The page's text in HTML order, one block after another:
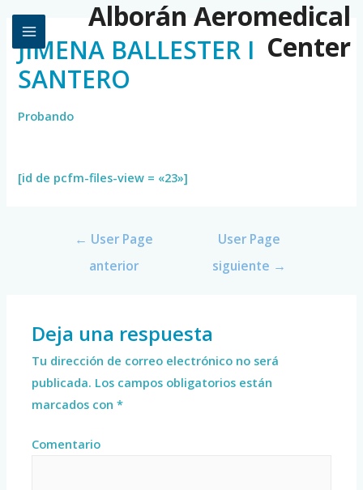
Alborán Aeromedical
Center
JIMENA BALLESTER I
SANTERO
Probando
[id de pcfm-files-view = «23»]
← User Page
anterior
User Page
siguiente →
Deja una respuesta
Tu dirección de correo electrónico no será
publicada. Los campos obligatorios están
marcados con*
Comentario